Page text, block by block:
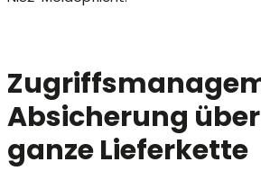
Absicherung
ganze Lieferkette